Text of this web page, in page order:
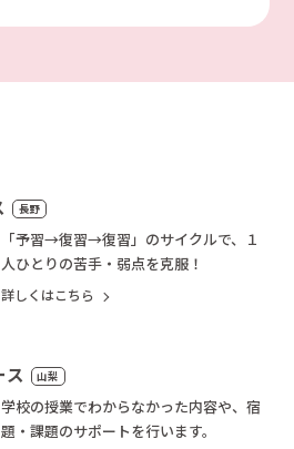
長野
「予習→復習→復習」のサイクルで、１
人ひとりの苦手・弱点を克服！
詳しくはこちら
山梨
学校の授業でわからなかった内容や、宿
題・課題のサポートを行います。